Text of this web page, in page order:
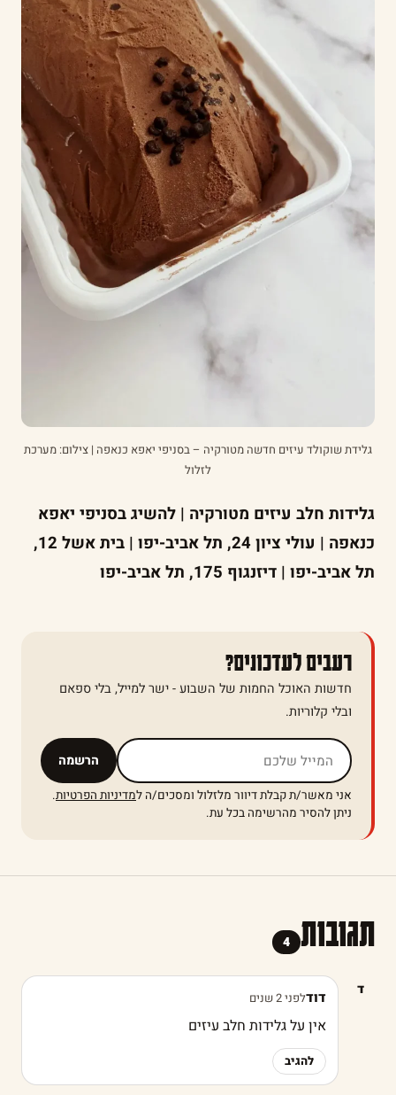
גלידת שוקולד עיזים חדשה מטורקיה – בסניפי יאפא כנאפה | צילום: מערכת
לזלול
גלידות חלב עיזים מטורקיה | להשיג בסניפי יאפא
כנאפה | עולי ציון 24, תל אביב-יפו | בית אשל 12,
תל אביב-יפו | דיזנגוף 175, תל אביב-יפו
רעבים לעדכונים?
חדשות האוכל החמות של השבוע - ישר למייל, בלי ספאם
ובלי קלוריות.
הרשמה אל תמלאו שדה זה
אני מאשר/ת קבלת דיוור מלזלול ומסכים/ה למדיניות הפרטיות.
ניתן להסיר מהרשימה בכל עת.
תגובות 4
ד דודלפני 2 שנים
אין על גלידות חלב עיזים
להגיב